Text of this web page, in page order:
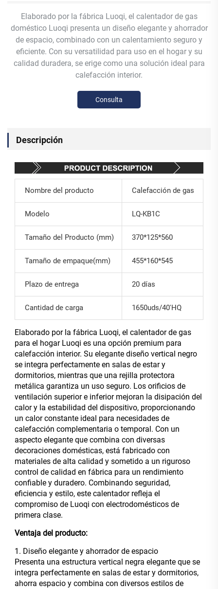
Elaborado por la fábrica Luoqi, el calentador de gas
doméstico Luoqi presenta un diseño elegante y ahorrador
de espacio, combinado con un calentamiento seguro y
eficiente. Con su versatilidad para uso en el hogar y su
calidad duradera, se erige como una solución ideal para
calefacción interior.
Consulta
Descripción
Nombre del producto Calefacción de gas
Modelo LQ-KB1C
Tamaño del Producto (mm) 370*125*560
Tamaño de empaque(mm) 455*160*545
Plazo de entrega 20 días
Cantidad de carga 1650uds/40'HQ
Elaborado por la fábrica Luoqi, el calentador de gas
para el hogar Luoqi es una opción premium para
calefacción interior. Su elegante diseño vertical negro
se integra perfectamente en salas de estar y
dormitorios, mientras que una rejilla protectora
metálica garantiza un uso seguro. Los orificios de
ventilación superior e inferior mejoran la disipación del
calor y la estabilidad del dispositivo, proporcionando
un calor constante ideal para necesidades de
calefacción complementaria o temporal. Con un
aspecto elegante que combina con diversas
decoraciones domésticas, está fabricado con
materiales de alta calidad y sometido a un riguroso
control de calidad en fábrica para un rendimiento
confiable y duradero. Combinando seguridad,
eficiencia y estilo, este calentador refleja el
compromiso de Luoqi con electrodomésticos de
primera clase.
Ventaja del producto:
1. Diseño elegante y ahorrador de espacio
Presenta una estructura vertical negra elegante que se
integra perfectamente en salas de estar y dormitorios,
ahorra espacio y combina con diversos estilos de